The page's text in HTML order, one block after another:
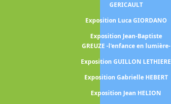
GERICAULT
Exposition Luca GIORDANO
Exposition Jean-Baptiste
GREUZE -l'enfance en lumière-
Exposition GUILLON LETHIERE
Exposition Gabrielle HEBERT
Exposition Jean HELION